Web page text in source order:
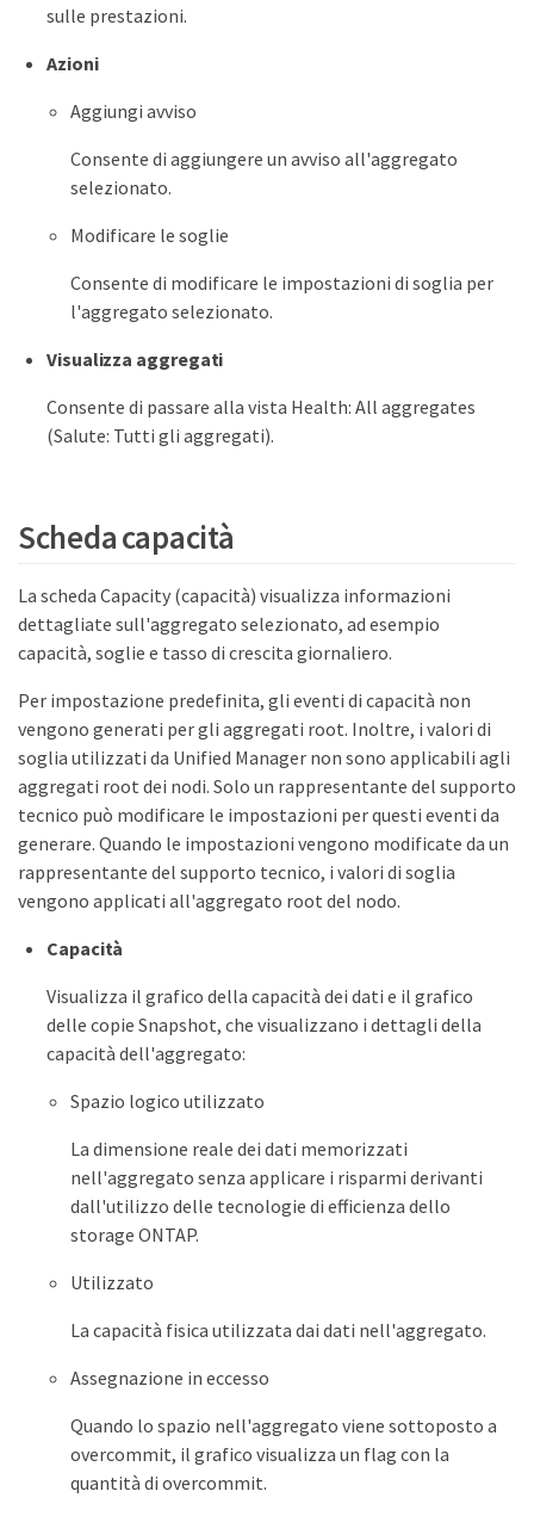
sulle prestazioni.
Azioni
Aggiungi avviso
Consente di aggiungere un avviso all'aggregato
selezionato.
Modificare le soglie
Consente di modificare le impostazioni di soglia per
l'aggregato selezionato.
Visualizza aggregati
Consente di passare alla vista Health: All aggregates
(Salute: Tutti gli aggregati).
Scheda capacità
La scheda Capacity (capacità) visualizza informazioni
dettagliate sull'aggregato selezionato, ad esempio
capacità, soglie e tasso di crescita giornaliero.
Per impostazione predefinita, gli eventi di capacità non
vengono generati per gli aggregati root. Inoltre, i valori di
soglia utilizzati da Unified Manager non sono applicabili agli
aggregati root dei nodi. Solo un rappresentante del supporto
tecnico può modificare le impostazioni per questi eventi da
generare. Quando le impostazioni vengono modificate da un
rappresentante del supporto tecnico, i valori di soglia
vengono applicati all'aggregato root del nodo.
Capacità
Visualizza il grafico della capacità dei dati e il grafico
delle copie Snapshot, che visualizzano i dettagli della
capacità dell'aggregato:
Spazio logico utilizzato
La dimensione reale dei dati memorizzati
nell'aggregato senza applicare i risparmi derivanti
dall'utilizzo delle tecnologie di efficienza dello
storage ONTAP.
Utilizzato
La capacità fisica utilizzata dai dati nell'aggregato.
Assegnazione in eccesso
Quando lo spazio nell'aggregato viene sottoposto a
overcommit, il grafico visualizza un flag con la
quantità di overcommit.